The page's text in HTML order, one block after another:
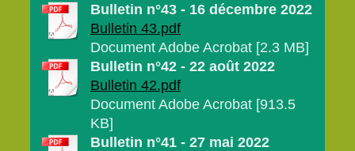
Bulletin n°43 - 16 décembre 2022
Bulletin 43.pdf
Document Adobe Acrobat [2.3 MB]
Bulletin n°42 - 22 août 2022
Bulletin 42.pdf
Document Adobe Acrobat [913.5
KB]
Bulletin n°41 - 27 mai 2022